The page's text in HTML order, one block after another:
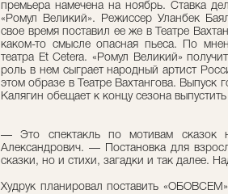
премьера намечена на ноябрь. Ставка
«Ромул Великий». Режиссер Уланбек
свое время поставил ее же в Театре
каком-то смысле опасная пьеса. По
театра Et Cetera. «Ромул Великий»
роль в нем сыграет народный артист
этом образе в Театре Вахтангова. Выпуск
Калягин обещает к концу сезона
— Это спектакль по мотивам сказок
Александрович. — Постановка для
сказки, но и стихи, загадки и так далее.
Худрук планировал поставить